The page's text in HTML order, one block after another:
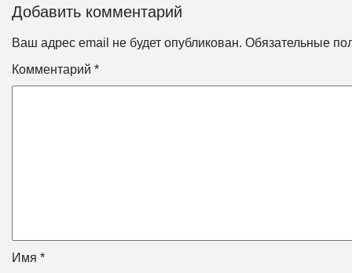
Добавить комментарий
Ваш адрес email не будет опубликован. Обязательные
Комментарий *
Имя *